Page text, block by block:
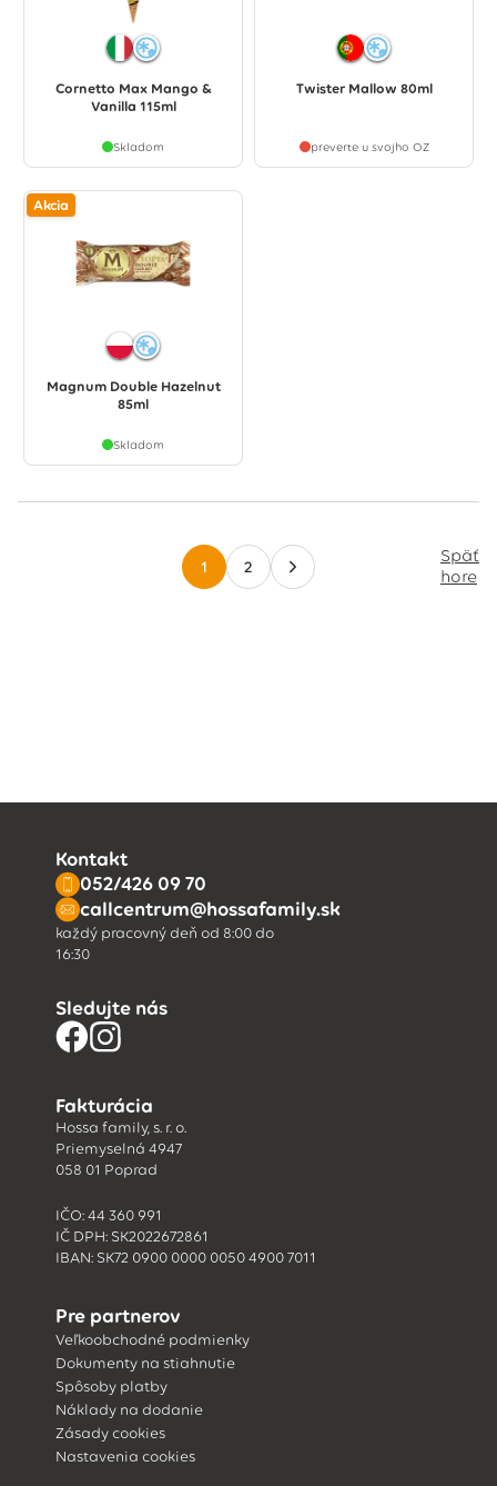
Cornetto Max Mango &
Vanilla 115ml
Skladom
Twister Mallow 80ml
preverte u svojho OZ
Akcia
Magnum Double Hazelnut
85ml
Skladom
1 2
Späť
hore
Kontakt
052/426 09 70
callcentrum@hossafamily.sk
každý pracovný deň od 8:00 do
16:30
Sledujte nás
Fakturácia
Hossa family, s. r. o.
Priemyselná 4947
058 01 Poprad
IČO: 44 360 991
IČ DPH: SK2022672861
IBAN: SK72 0900 0000 0050 4900 7011
Pre partnerov
Veľkoobchodné podmienky
Dokumenty na stiahnutie
Spôsoby platby
Náklady na dodanie
Zásady cookies
Nastavenia cookies